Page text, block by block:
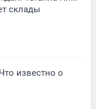
склады
известно о